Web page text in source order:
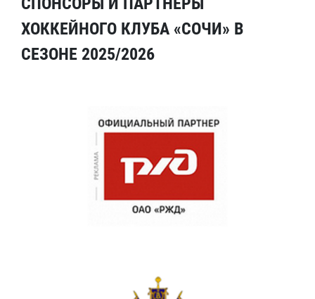
ХОККЕЙНОГО КЛУБА «СОЧИ» В
СЕЗОНЕ 2025/2026